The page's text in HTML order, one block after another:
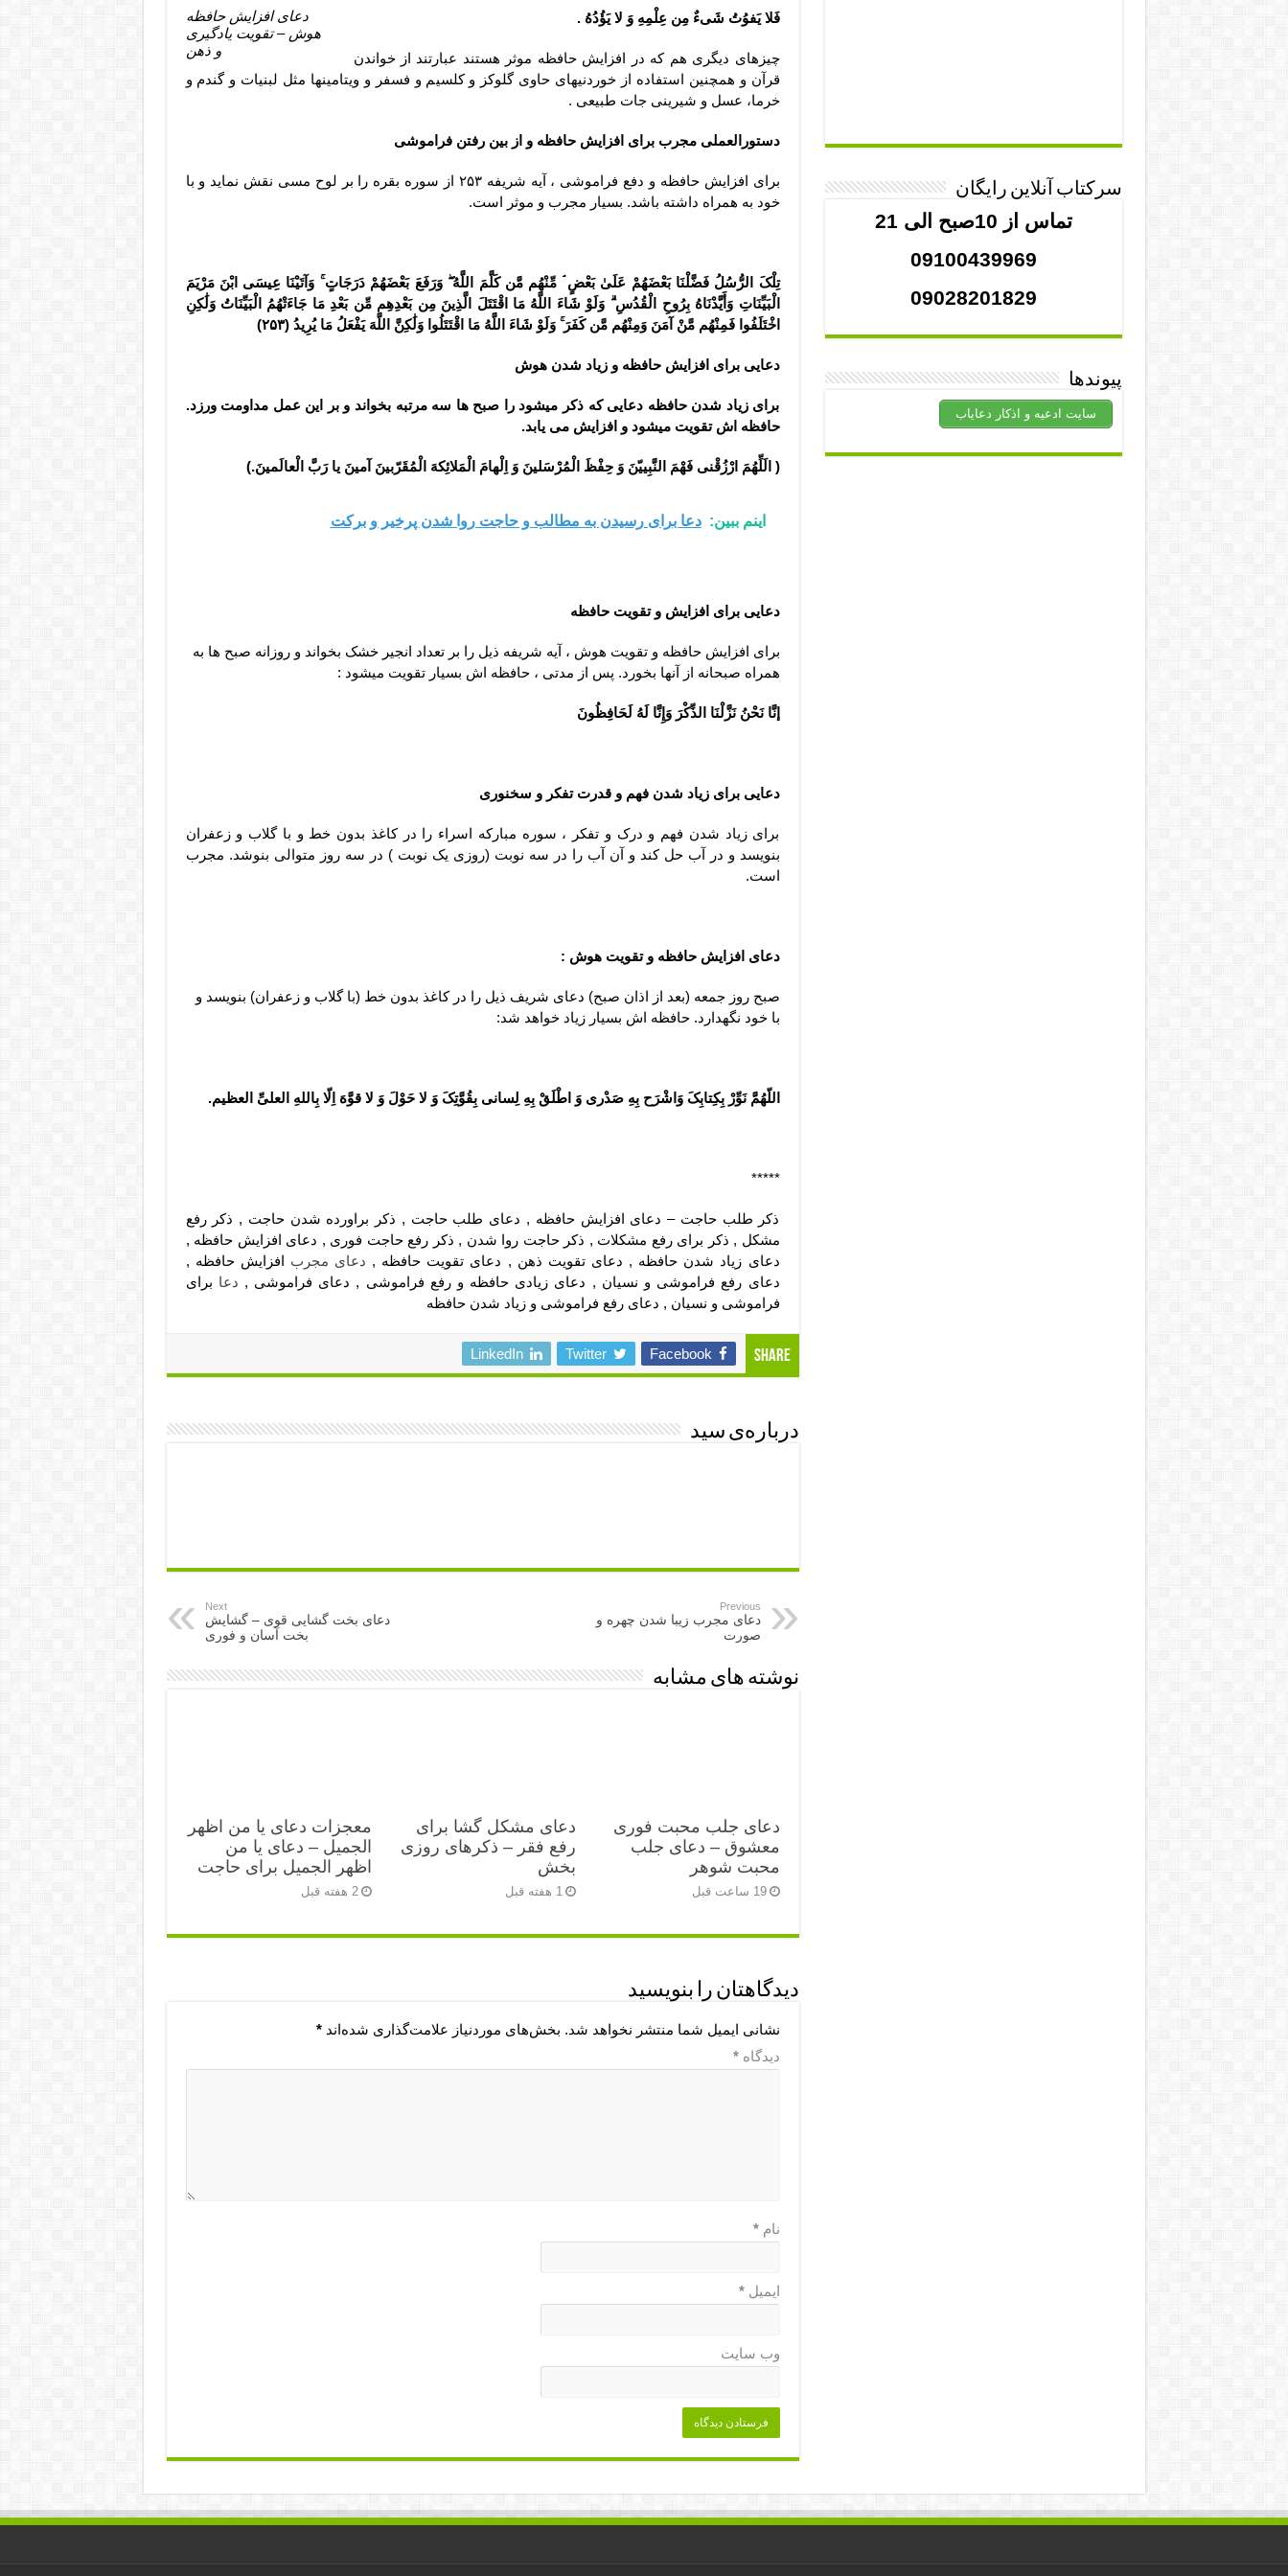
دعای افزایش حافظه
هوش – تقویت یادگیری
و ذهن
فَلا یَفوُتُ شَیءٌ مِن عِلْمِهِ وَ لا یَؤُدُهُ .
چیزهای دیگری هم که در افزایش حافظه موثر هستند عبارتند از خواندن
قرآن و همچنین استفاده از خوردنیهای حاوی گلوکز و کلسیم و فسفر و ویتامینها مثل لبنیات و گندم و
خرما، عسل و شیرینی جات طبیعی .
دستورالعملی مجرب برای افزایش حافظه و از بین رفتن فراموشی
برای افزایش حافظه و دفع فراموشی ، آیه شریفه ۲۵۳ از سوره بقره را بر لوح مسی نقش نماید و با
خود به همراه داشته باشد. بسیار مجرب و موثر است.
تِلْکَ الرُّسُلُ فَضَّلْنَا بَعْضَهُمْ عَلَىٰ بَعْضٍ ۘ مِّنْهُم مَّن کَلَّمَ اللَّهُ ۖ وَرَفَعَ بَعْضَهُمْ دَرَجَاتٍ ۚ وَآتَیْنَا عِیسَى ابْنَ مَرْیَمَ
الْبَیِّنَاتِ وَأَیَّدْنَاهُ بِرُوحِ الْقُدُسِ ۗ وَلَوْ شَاءَ اللَّهُ مَا اقْتَتَلَ الَّذِینَ مِن بَعْدِهِم مِّن بَعْدِ مَا جَاءَتْهُمُ الْبَیِّنَاتُ وَلَٰکِنِ
اخْتَلَفُوا فَمِنْهُم مَّنْ آمَنَ وَمِنْهُم مَّن کَفَرَ ۚ وَلَوْ شَاءَ اللَّهُ مَا اقْتَتَلُوا وَلَٰکِنَّ اللَّهَ یَفْعَلُ مَا یُرِیدُ (۲۵۳)
دعایی برای افزایش حافظه و زیاد شدن هوش
برای زیاد شدن حافظه دعایی که ذکر میشود را صبح ها سه مرتبه بخواند و بر این عمل مداومت ورزد.
حافظه اش تقویت میشود و افزایش می یابد.
( الَلِّهُمَ ارْزُقْنی فَهْمَ النَّبِییّنَ وَ حِفْظَ الْمُرْسَلینَ وَ اِلْهامَ الْمَلائِکهَ الْمُقَرّبینَ آمینَ یا رَبَّ الْعالَمینَ.
)
اینم ببین: دعا برای رسیدن به مطالب و حاجت روا شدن پرخیر و برکت
دعایی برای افزایش و تقویت حافظه
برای افزایش حافظه و تقویت هوش ، آیه شریفه ذیل را بر تعداد انجیر خشک بخواند و روزانه صبح ها به
همراه صبحانه از آنها بخورد. پس از مدتی ، حافظه اش بسیار تقویت میشود :
إنَّا نَحْنُ نَزَّلْنَا الذِّکْرَ وَإِنَّا لَهُ لَحَافِظُونَ
دعایی برای زیاد شدن فهم و قدرت تفکر و سخنوری
برای زیاد شدن فهم و درک و تفکر ، سوره مبارکه اسراء را در کاغذ بدون خط و با گلاب و زعفران
بنویسد و در آب حل کند و آن آب را در سه نوبت (روزی یک نوبت ) در سه روز متوالی بنوشد. مجرب
است.
دعای افزایش حافظه و تقویت هوش :
صبح روز جمعه (بعد از اذان صبح) دعای شریف ذیل را در کاغذ بدون خط (با گلاب و زعفران) بنویسد و
با خود نگهدارد. حافظه اش بسیار زیاد خواهد شد:
اللّهُمَّ نَوِّرْ بِکِتابِکَ وَاشْرَح بِهِ صَدْری وَ اطْلَقْ بِهِ لِسانی بِقُوَّتِکَ وَ لا حَوْلَ وَ لا قوَّهَ اِلّا بِاللهِ العلیِّ العظیم.
*****
ذکر طلب حاجت – دعای افزایش حافظه , دعای طلب حاجت , ذکر براورده شدن حاجت , ذکر رفع
مشکل , ذکر برای رفع مشکلات , ذکر حاجت روا شدن , ذکر رفع حاجت فوری , دعای افزایش حافظه ,
دعای زیاد شدن حافظه , دعای تقویت ذهن , دعای تقویت حافظه , دعای مجرب افزایش حافظه ,
دعای رفع فراموشی و نسیان , دعای زیادی حافظه و رفع فراموشی , دعای فراموشی , دعا برای
فراموشی و نسیان , دعای رفع فراموشی و زیاد شدن حافظه
Share
Facebook
Twitter
LinkedIn
درباره‌ی سید
Previous
دعای مجرب زیبا شدن چهره و
صورت
Next
دعای بخت گشایی قوی – گشایش
بخت آسان و فوری
نوشته های مشابه
دعای جلب محبت فوری
معشوق – دعای جلب
محبت شوهر
19 ساعت قبل
دعای مشکل گشا برای
رفع فقر – ذکرهای روزی‌
بخش
1 هفته قبل
معجزات دعای یا من اظهر
الجمیل – دعای یا من
اظهر الجمیل برای حاجت
2 هفته قبل
دیدگاهتان را بنویسید
نشانی ایمیل شما منتشر نخواهد شد. بخش‌های موردنیاز علامت‌گذاری شده‌اند*
دیدگاه*
نام*
ایمیل*
وب‌ سایت
سرکتاب آنلاین رایگان
تماس از 10صبح الی 21
09100439969
09028201829
پیوندها
سایت ادعیه و اذکار دعایاب